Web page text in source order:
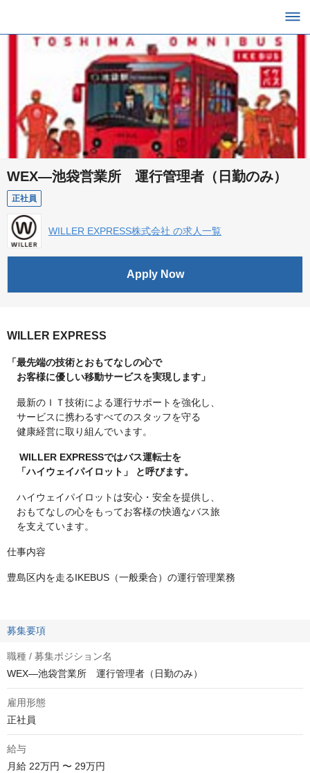
WEX―池袋営業所 運行管理者（日勤のみ）
正社員
WILLER EXPRESS株式会社 の求人一覧
Apply Now
WILLER EXPRESS
「最先端の技術とおもてなしの心で
お客様に優しい移動サービスを実現します」
最新のＩＴ技術による運行サポートを強化し、
サービスに携わるすべてのスタッフを守る
健康経営に取り組んでいます。
WILLER EXPRESSではバス運転士を
「ハイウェイパイロット」 と呼びます。
ハイウェイパイロットは安心・安全を提供し、
おもてなしの心をもってお客様の快適なバス旅
を支えています。
仕事内容
豊島区内を走るIKEBUS（一般乗合）の運行管理業務
募集要項
職種 / 募集ポジション名
WEX―池袋営業所 運行管理者（日勤のみ）
雇用形態
正社員
給与
月給 22万円 〜 29万円